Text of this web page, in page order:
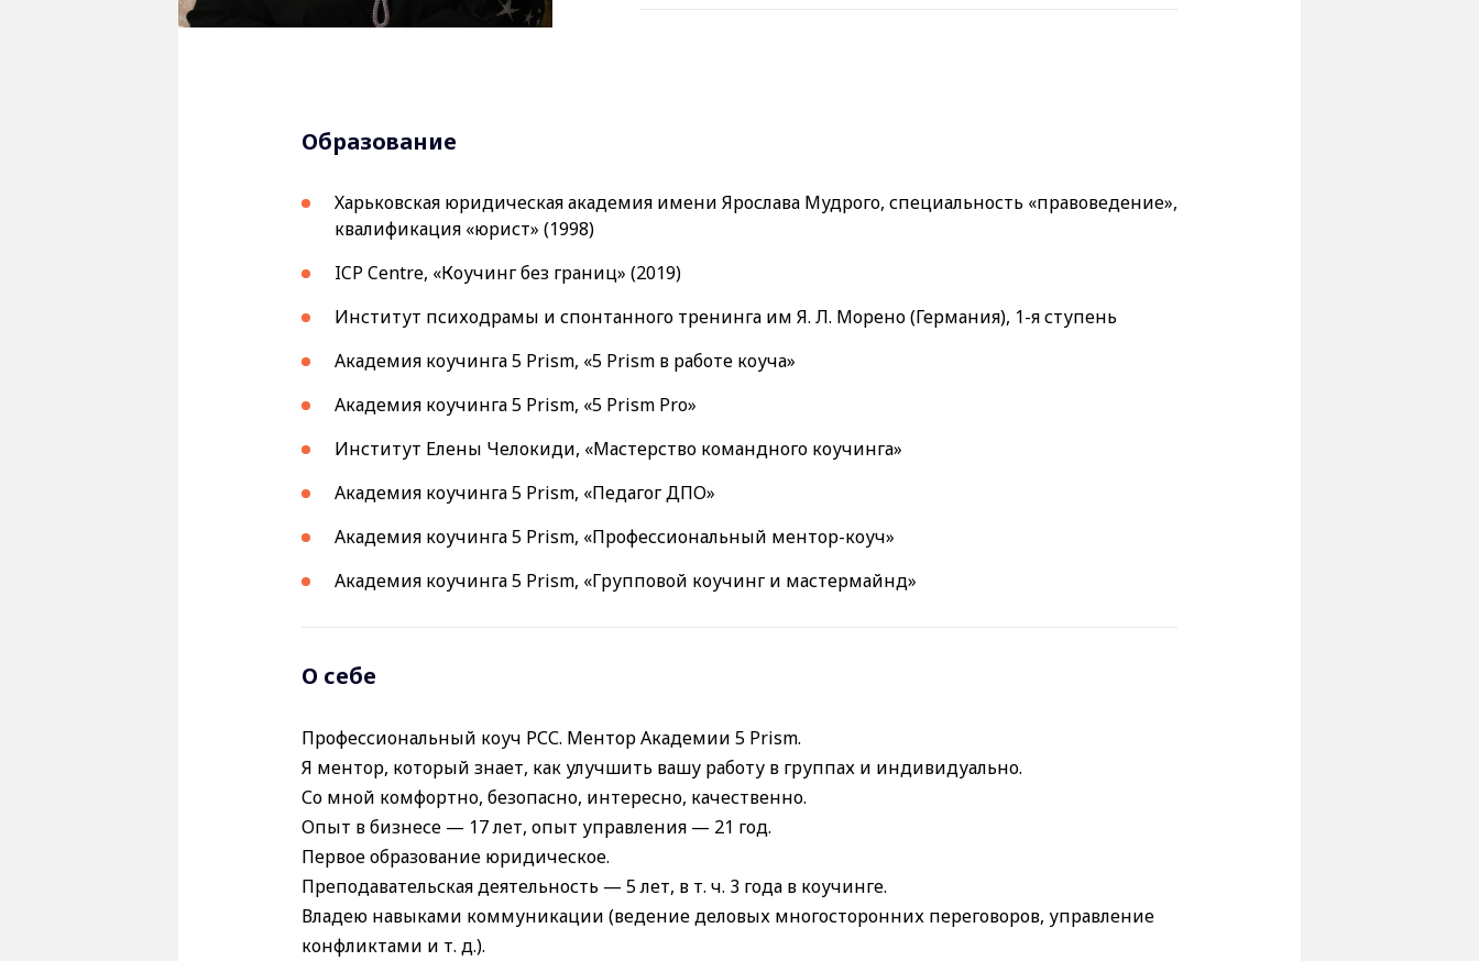
Образование
Харьковская юридическая академия имени Ярослава Мудрого, специальность «правоведение»,
квалификация «юрист» (1998)
ICP Centre, «Коучинг без границ» (2019)
Институт психодрамы и спонтанного тренинга им Я. Л. Морено (Германия), 1-я ступень
Академия коучинга 5 Prism, «5 Prism в работе коуча»
Академия коучинга 5 Prism, «5 Prism Pro»
Институт Елены Челокиди, «Мастерство командного коучинга»
Академия коучинга 5 Prism, «Педагог ДПО»
Академия коучинга 5 Prism, «Профессиональный ментор-коуч»
Академия коучинга 5 Prism, «Групповой коучинг и мастермайнд»
О себе
Профессиональный коуч РСС. Ментор Академии 5 Prism.
Я ментор, который знает, как улучшить вашу работу в группах и индивидуально.
Со мной комфортно, безопасно, интересно, качественно.
Опыт в бизнесе — 17 лет, опыт управления — 21 год.
Первое образование юридическое.
Преподавательская деятельность — 5 лет, в т. ч. 3 года в коучинге.
Владею навыками коммуникации (ведение деловых многосторонних переговоров, управление
конфликтами и т. д.).